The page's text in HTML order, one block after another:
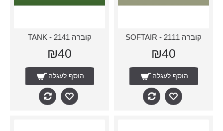
קוברה 2111 - SOFTAIR
₪40
הוסף לעגלה
קוברה 2141 - TANK
₪40
הוסף לעגלה